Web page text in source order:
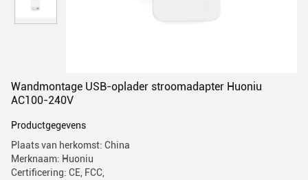
Wandmontage USB-oplader stroomadapter Huoniu
AC100-240V
Productgegevens
Plaats van herkomst: China
Merknaam: Huoniu
Certificering: CE, FCC,